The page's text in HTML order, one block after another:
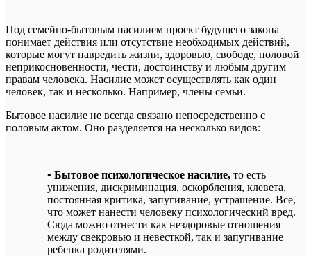
Под семейно-бытовым насилием проект будущего закона
понимает действия или отсутствие необходимых действий,
которые могут навредить жизни, здоровью, свободе, половой
неприкосновенности, чести, достоинству и любым другим
правам человека. Насилие может осуществлять как один
человек, так и несколько. Например, члены семьи.
Бытовое насилие не всегда связано непосредственно с
половым актом. Оно разделяется на несколько видов:
• Бытовое психологическое насилие, то есть
унижения, дискриминация, оскорбления, клевета,
постоянная критика, запугивание, устрашение. Все,
что может нанести человеку психологический вред.
Сюда можно отнести как нездоровые отношения
между свекровью и невесткой, так и запугивание
ребенка родителями.